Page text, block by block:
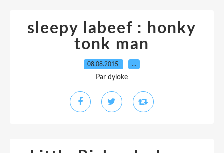
sleepy labeef : honky
tonk man
08.08.2015 …
Par dyloke